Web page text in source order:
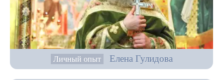
Личный опыт Елена Гулидова